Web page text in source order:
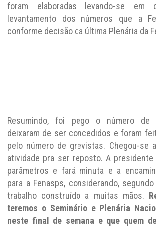
foram elaboradas levando-se em
levantamento dos números que a
conforme decisão da última Plenária da
Resumindo, foi pego o número de
deixaram de ser concedidos e foram
pelo número de grevistas. Chegou-se
atividade pra ser reposto. A
parâmetros e fará minuta e a
para a Fenasps, considerando,
trabalho construído a muitas mãos.
teremos o Seminário e Plenária
neste final de semana e que quem